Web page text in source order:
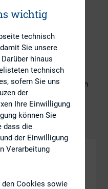
von
dem Hintergrund
500 europäischen
von 10 Jahren
Wolff (Universität
(Egon Zehnder),
einen positiven
Unternehmen besitzen
für die Besetzung
können.
wichtig
technisch
Sie unsere
hinaus
technisch
sofern Sie uns
der
Ihre Einwilligung
können Sie
dass die
der Einwilligung
Verarbeitung
Cookies sowie